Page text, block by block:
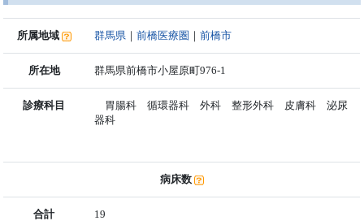
所属地域 群馬県 ｜前橋医療圏 ｜前橋市
所在地 群馬県前橋市小屋原町976-1
診療科目
胃腸科 循環器科 外科 整形外科 皮膚科 泌尿
器科
病床数
合計 19